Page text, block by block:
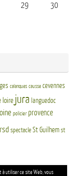
29
30
calanques causse cevennes
loire jura languedoc
policier provence
rsd spectacle St Guilhem st
utiliser ce site Web, vous